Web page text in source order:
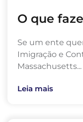
O que
Se um ente
Imigração e
Massachusetts...
Leia mais